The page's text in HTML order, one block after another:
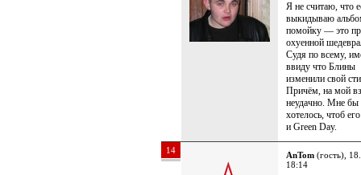
Я не считаю, что
выкидываю
помойку — это
охуенной
Судя по всему,
ввиду что Блины
изменили свой
Причём, на мой
неудачно. Мне бы
хотелось, чтоб
и Green Day.
14 AnTom (гость),
18:14